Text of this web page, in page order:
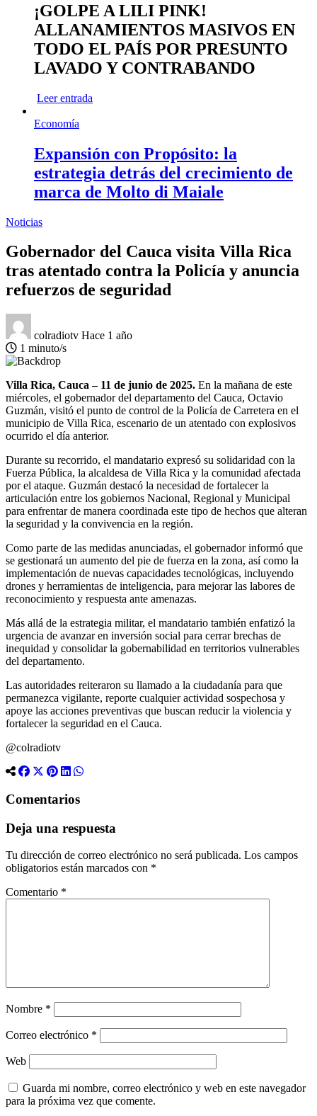
¡GOLPE A LILI PINK!
ALLANAMIENTOS MASIVOS EN
TODO EL PAÍS POR PRESUNTO
LAVADO Y CONTRABANDO
Leer entrada
Economía
Expansión con Propósito: la
estrategia detrás del crecimiento de
marca de Molto di Maiale
Noticias
Gobernador del Cauca visita Villa Rica
tras atentado contra la Policía y anuncia
refuerzos de seguridad
colradiotv Hace 1 año
1 minuto/s
Villa Rica, Cauca – 11 de junio de 2025. En la mañana de este
miércoles, el gobernador del departamento del Cauca, Octavio
Guzmán, visitó el punto de control de la Policía de Carretera en el
municipio de Villa Rica, escenario de un atentado con explosivos
ocurrido el día anterior.
Durante su recorrido, el mandatario expresó su solidaridad con la
Fuerza Pública, la alcaldesa de Villa Rica y la comunidad afectada
por el ataque. Guzmán destacó la necesidad de fortalecer la
articulación entre los gobiernos Nacional, Regional y Municipal
para enfrentar de manera coordinada este tipo de hechos que alteran
la seguridad y la convivencia en la región.
Como parte de las medidas anunciadas, el gobernador informó que
se gestionará un aumento del pie de fuerza en la zona, así como la
implementación de nuevas capacidades tecnológicas, incluyendo
drones y herramientas de inteligencia, para mejorar las labores de
reconocimiento y respuesta ante amenazas.
Más allá de la estrategia militar, el mandatario también enfatizó la
urgencia de avanzar en inversión social para cerrar brechas de
inequidad y consolidar la gobernabilidad en territorios vulnerables
del departamento.
Las autoridades reiteraron su llamado a la ciudadanía para que
permanezca vigilante, reporte cualquier actividad sospechosa y
apoye las acciones preventivas que buscan reducir la violencia y
fortalecer la seguridad en el Cauca.
@colradiotv
Comentarios
Deja una respuesta
Tu dirección de correo electrónico no será publicada. Los campos
obligatorios están marcados con *
Comentario *
Nombre *
Correo electrónico *
Web
Guarda mi nombre, correo electrónico y web en este navegador
para la próxima vez que comente.